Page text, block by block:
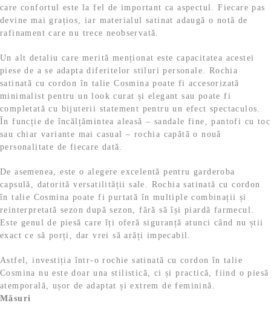
care confortul este la fel de important ca aspectul. Fiecare pas
devine mai grațios, iar materialul satinat adaugă o notă de
rafinament care nu trece neobservată.
Un alt detaliu care merită menționat este capacitatea acestei
piese de a se adapta diferitelor stiluri personale. Rochia
satinată cu cordon în talie Cosmina poate fi accesorizată
minimalist pentru un look curat și elegant sau poate fi
completată cu bijuterii statement pentru un efect spectaculos.
În funcție de încălțămintea aleasă – sandale fine, pantofi cu toc
sau chiar variante mai casual – rochia capătă o nouă
personalitate de fiecare dată.
De asemenea, este o alegere excelentă pentru garderoba
capsulă, datorită versatilității sale. Rochia satinată cu cordon
în talie Cosmina poate fi purtată în multiple combinații și
reinterpretată sezon după sezon, fără să își piardă farmecul.
Este genul de piesă care îți oferă siguranță atunci când nu știi
exact ce să porți, dar vrei să arăți impecabil.
Astfel, investiția într-o rochie satinată cu cordon în talie
Cosmina nu este doar una stilistică, ci și practică, fiind o piesă
atemporală, ușor de adaptat și extrem de feminină.
Măsuri